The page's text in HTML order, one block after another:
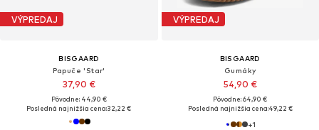
VÝPREDAJ
BISGAARD
Papuče 'Star'
37,90 €
Pôvodne: 44,90 €
Posledná najnižšia cena:32,22 €
VÝPREDAJ
BISGAARD
Gumáky
54,90 €
Pôvodne: 64,90 €
Posledná najnižšia cena:49,22 €
+1